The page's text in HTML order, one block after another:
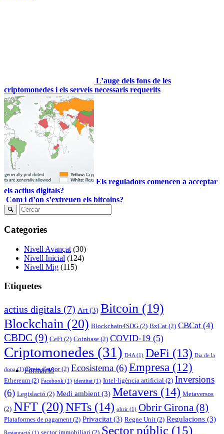
Formació
L’auge dels fons de les
criptomonedes i els serveis necessaris requerits
Els reguladors comencen a acceptar
els actius digitals?
Com i d’on s’extreuen els bitcoins?
Categories
Nivell Avançat (30)
Nivell Inicial (124)
Nivell Mig (115)
Etiquetes
actius digitals (7) Art (3) Bitcoin (19)
Blockchain (20) Blockchain4SDG (2) BxCat (2) CBCat (4)
CBDC (9) CeFi (2) Coinbase (2) COVID-19 (5)
Criptomonedes (31) D4A (1) DeFi (13) Dia de la
dona(1) Drets d'autor(2) Ecosistema (6)Empresa (12)
Ethereum (2) Facebook (1) identitat (1) Intel·ligència artificial (2) Inversions
(6) Legislació (2) Medi ambient (3) Metavers (14) Metaversos
(2) NFT (20)NFTs (14) obrir (1) Obrir Girona (8)
Plataformes de pagament (2) Privacitat (3) Regne Unit (2) Regulacions (3)
Restauració (1) sector immobiliari (2) Sector públic (15)